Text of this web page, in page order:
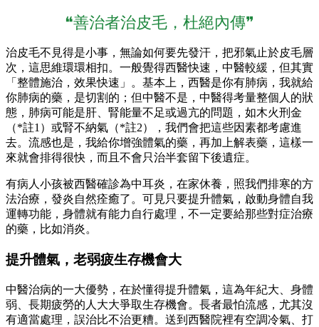
❝善治者治皮毛，杜絕內傳❞
治皮毛不見得是小事，無論如何要先發汗，把邪氣止於皮毛層
次，這思維環環相扣。一般覺得西醫快速，中醫較緩，但其實
「整體施治，效果快速」。基本上，西醫是你有肺病，我就給
你肺病的藥，是切割的；但中醫不是，中醫得考量整個人的狀
態，肺病可能是肝、腎能量不足或過亢的問題，如木火刑金
（*註1）或腎不納氣（*註2），我們會把這些因素都考慮進
去。流感也是，我給你增強體氣的藥，再加上解表藥，這樣一
來就會排得很快，而且不會只治半套留下後遺症。
有病人小孩被西醫確診為中耳炎，在家休養，照我們排寒的方
法治療，發炎自然痊癒了。可見只要提升體氣，啟動身體自我
運轉功能，身體就有能力自行處理，不一定要給那些對症治療
的藥，比如消炎。
提升體氣，老弱疲生存機會大
中醫治病的一大優勢，在於懂得提升體氣，這為年紀大、身體
弱、長期疲勞的人大大爭取生存機會。長者最怕流感，尤其沒
有適當處理，誤治比不治更糟。送到西醫院裡有空調冷氣、打